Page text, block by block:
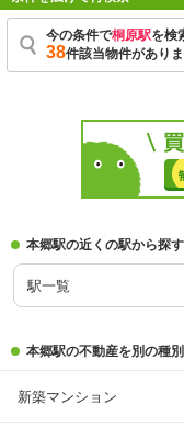
今の条件で桐原駅を検
38件該当物件があり
本郷駅の近くの駅から探す
駅一覧
本郷駅の不動産を別の種
新築マンション